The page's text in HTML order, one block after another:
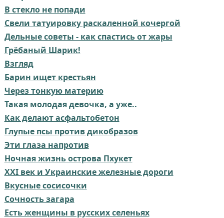
В стекло не попади
Свели татуировку раскаленной кочергой
Дельные советы - как спастись от жары
Грёбаный Шарик!
Взгляд
Барин ищет крестьян
Через тонкую материю
Такая молодая девочка, а уже..
Как делают асфальтобетон
Глупые псы против дикобразов
Эти глаза напротив
Ночная жизнь острова Пхукет
XXI век и Украинские железные дороги
Вкусные сосисочки
Сочность загара
Есть женщины в русских селеньях